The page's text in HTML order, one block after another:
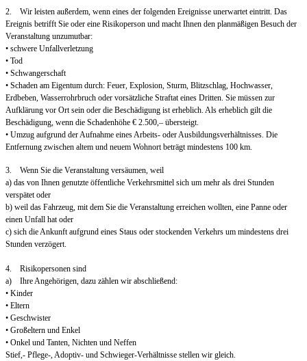
2. Wir leisten außerdem, wenn eines der folgenden Ereignisse unerwartet eintritt. Das
Ereignis betrifft Sie oder eine Risikoperson und macht Ihnen den planmäßigen Besuch der
Veranstaltung unzumutbar:
• schwere Unfallverletzung
• Tod
• Schwangerschaft
• Schaden am Eigentum durch: Feuer, Explosion, Sturm, Blitzschlag, Hochwasser,
Erdbeben, Wasserrohrbruch oder vorsätzliche Straftat eines Dritten. Sie müssen zur
Aufklärung vor Ort sein oder die Beschädigung ist erheblich. Als erheblich gilt die
Beschädigung, wenn die Schadenhöhe € 2.500,– übersteigt.
• Umzug aufgrund der Aufnahme eines Arbeits- oder Ausbildungsverhältnisses. Die
Entfernung zwischen altem und neuem Wohnort beträgt mindestens 100 km.
3. Wenn Sie die Veranstaltung versäumen, weil
a) das von Ihnen genutzte öffentliche Verkehrsmittel sich um mehr als drei Stunden
verspätet oder
b) weil das Fahrzeug, mit dem Sie die Veranstaltung erreichen wollten, eine Panne oder
einen Unfall hat oder
c) sich die Ankunft aufgrund eines Staus oder stockenden Verkehrs um mindestens drei
Stunden verzögert.
4. Risikopersonen sind
a) Ihre Angehörigen, dazu zählen wir abschließend:
• Kinder
• Eltern
• Geschwister
• Großeltern und Enkel
• Onkel und Tanten, Nichten und Neffen
Stief,- Pflege-, Adoptiv- und Schwieger-Verhältnisse stellen wir gleich.